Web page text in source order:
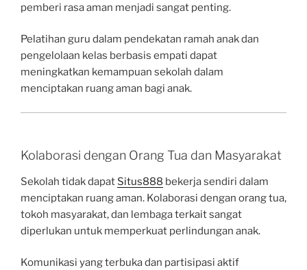
pemberi rasa aman menjadi sangat penting.
Pelatihan guru dalam pendekatan ramah anak dan
pengelolaan kelas berbasis empati dapat
meningkatkan kemampuan sekolah dalam
menciptakan ruang aman bagi anak.
Kolaborasi dengan Orang Tua dan Masyarakat
Sekolah tidak dapat Situs888 bekerja sendiri dalam
menciptakan ruang aman. Kolaborasi dengan orang tua,
tokoh masyarakat, dan lembaga terkait sangat
diperlukan untuk memperkuat perlindungan anak.
Komunikasi yang terbuka dan partisipasi aktif